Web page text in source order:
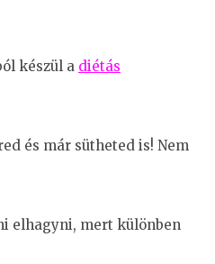
készül a diétás
és már sütheted is! Nem
elhagyni, mert különben